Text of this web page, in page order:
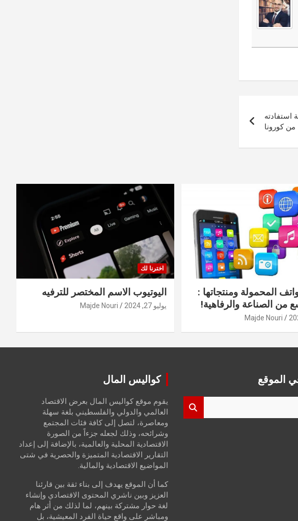
استفادته
من كورونا
المحمولة ومنتجاتها :
من الصناعة والرفاهية!
Majde Nouri
اخترنا لك
اليوتيوب الاسم المختصر للترفيه
يوليو 27, 2024 Majde Nouri
الموقع كواليس المال
يقوم موقع كواليس المال بعرض الاقتصاد
العالمي والدولي والفلسطيني بلغة سهلة
ومعاصرة، لتصل إلى كافة فئات المجتمع
وشرائحه، وذلك لجعله جزءاً من الصورة
الاقتصادية المحلية والعالمية، بالإضافة إلى إعداد
التقارير الاقتصادية المتميزة والحصرية في شتى
المواضيع الاقتصادية والمالية.
كما أن الموقع يهدف إلى بناء ثقة بين قارئنا
العزيز وبين ناشري المحتوى الاقتصادي وإنشاء
لغة حوار مشتركة بينهم، لما لذلك من أثر هام
ومباشر على واقع حياة الفرد المعيشية، بل